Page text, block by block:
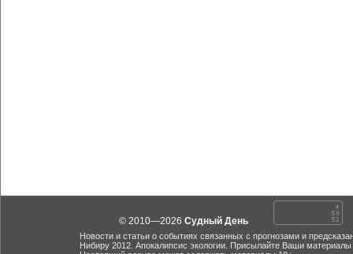
© 2010—2026 Судный День
Новости и статьи о событиях связанных с прогнозами и
Нибиру 2012. Апокалипсис экологии. Присылайте Ваши